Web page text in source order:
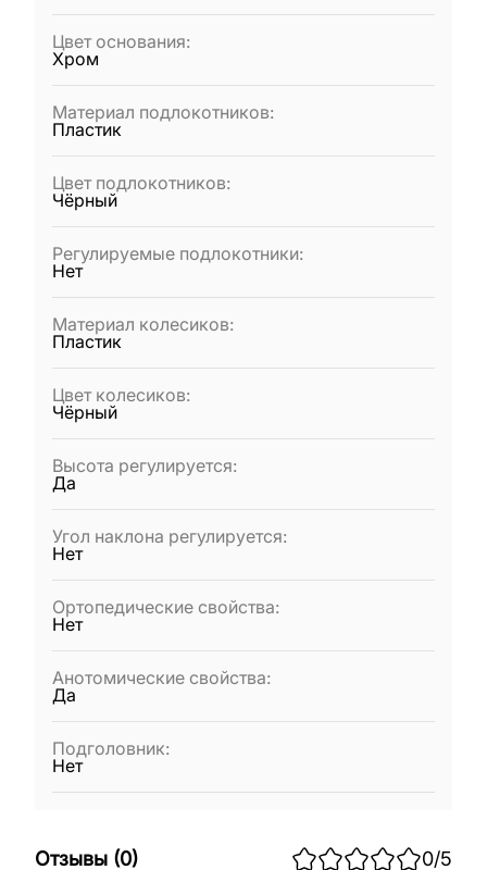
Цвет основания:
Хром
Материал подлокотников:
Пластик
Цвет подлокотников:
Чёрный
Регулируемые подлокотники:
Нет
Материал колесиков:
Пластик
Цвет колесиков:
Чёрный
Высота регулируется:
Да
Угол наклона регулируется:
Нет
Ортопедические свойства:
Нет
Анотомические свойства:
Да
Подголовник:
Нет
Отзывы (0) 0/5